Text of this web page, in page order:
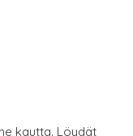
kautta. Löydät